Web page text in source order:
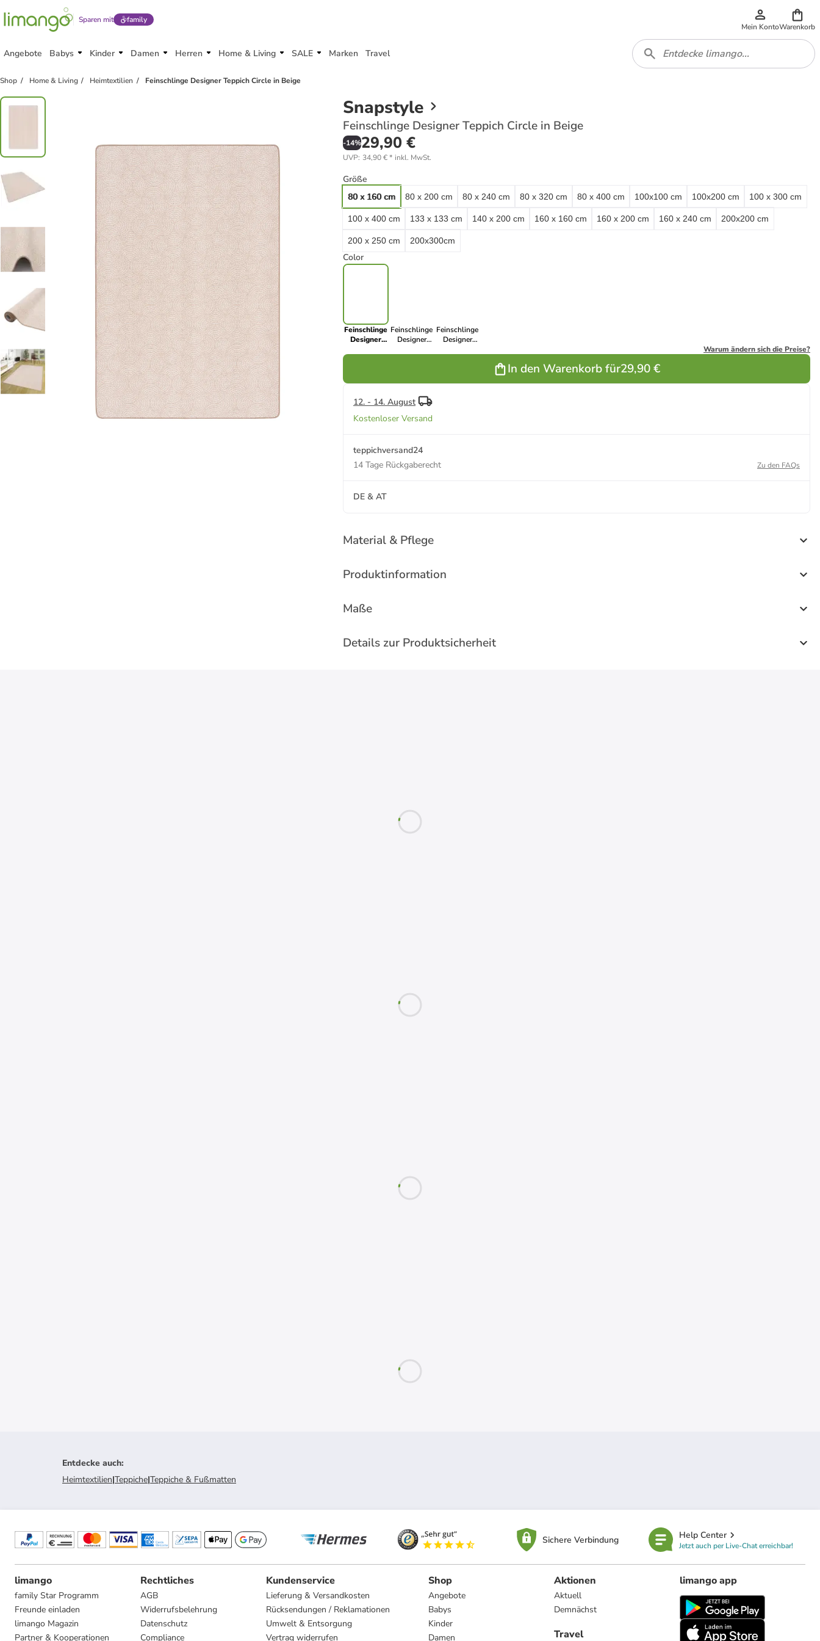
Sparen mit family
Mein KontoWarenkorb
Angebote Babys Kinder Damen Herren Home & Living SALE Marken Travel
Shop Home & Living Heimtextilien Feinschlinge Designer Teppich Circle in Beige
Snapstyle
Feinschlinge Designer Teppich Circle in Beige
-14%29,90 €
UVP: 34,90 €* inkl. MwSt.
Größe
80 x 160 cm 80 x 200 cm 80 x 240 cm 80 x 320 cm 80 x 400 cm 100x100 cm 100x200 cm 100 x 300 cm
100 x 400 cm 133 x 133 cm 140 x 200 cm 160 x 160 cm 160 x 200 cm 160 x 240 cm 200x200 cm
200 x 250 cm 200x300cm
Color
Feinschlinge
Designer
Feinschlinge
Designer
Feinschlinge
Designer
Warum ändern sich die Preise?
In den Warenkorb für29,90 €
12. - 14. August
Kostenloser Versand
teppichversand24
14 Tage Rückgaberecht
Zu den FAQs
DE & AT
Material & Pflege
Produktinformation
Maße
Details zur Produktsicherheit
Entdecke auch:
Heimtextilien|Teppiche|Teppiche & Fußmatten
Sichere Verbindung Help Center
Jetzt auch per Live-Chat erreichbar!
limango
family Star Programm
Freunde einladen
limango Magazin
Partner & Kooperationen
Rechtliches
AGB
Widerrufsbelehrung
Datenschutz
Compliance
Kundenservice
Lieferung & Versandkosten
Rücksendungen / Reklamationen
Umwelt & Entsorgung
Vertrag widerrufen
Shop
Angebote
Babys
Kinder
Damen
Aktionen
Aktuell
Demnächst
Travel
limango app